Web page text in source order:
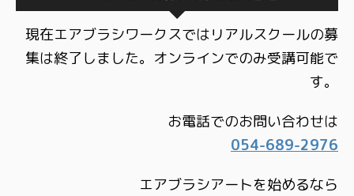
現在エアブラシワークスではリアルスクールの募
集は終了しました。オンラインでのみ受講可能で
す。
お電話でのお問い合わせは
054-689-2976
エアブラシアートを始めるなら